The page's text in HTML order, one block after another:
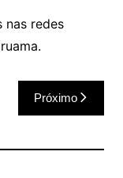
nas redes
Próximo